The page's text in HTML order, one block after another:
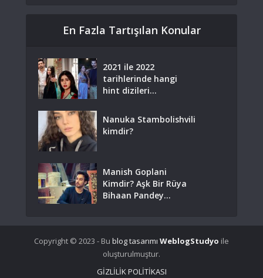
En Fazla Tartışılan Konular
2021 ile 2022
tarihlerinde hangi
hint dizileri...
Nanuka Stambolishvili
kimdir?
Manish Goplani
Kimdir? Aşk Bir Rüya
Bihaan Pandey...
Copyright © 2023 - Bu blog tasarımı WeblogStudyo ile
oluşturulmuştur.
GİZLİLİK POLİTİKASI